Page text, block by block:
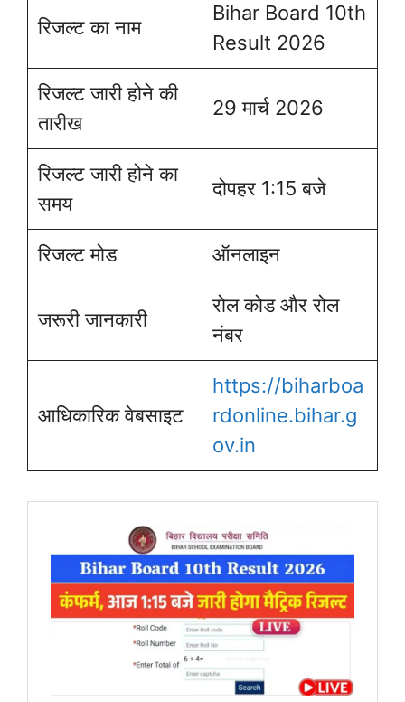
रिजल्ट का नाम
Bihar Board 10th
Result 2026
रिजल्ट जारी होने की
तारीख
29 मार्च 2026
रिजल्ट जारी होने का
समय
दोपहर 1:15 बजे
रिजल्ट मोड ऑनलाइन
जरूरी जानकारी
रोल कोड और रोल
नंबर
आधिकारिक वेबसाइट
https://biharboa
rdonline.bihar.g
ov.in